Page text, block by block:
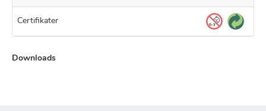
Certifikater
Downloads